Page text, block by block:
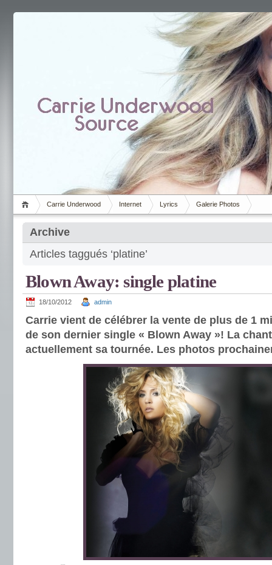
Carrie Underwood Internet Lyrics Galerie Photos
Archive
Articles taggués ‘platine’
Blown Away: single platine
18/10/2012 admin
Carrie vient de célébrer la vente de plus de 1
de son dernier single « Blown Away »! La
actuellement sa tournée. Les photos